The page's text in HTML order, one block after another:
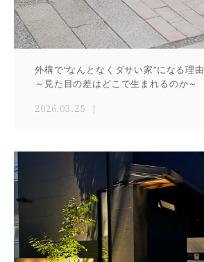
外構で“なんとなくダサい家”になる理由
～見た目の差はどこで生まれるのか～
2026.03.25